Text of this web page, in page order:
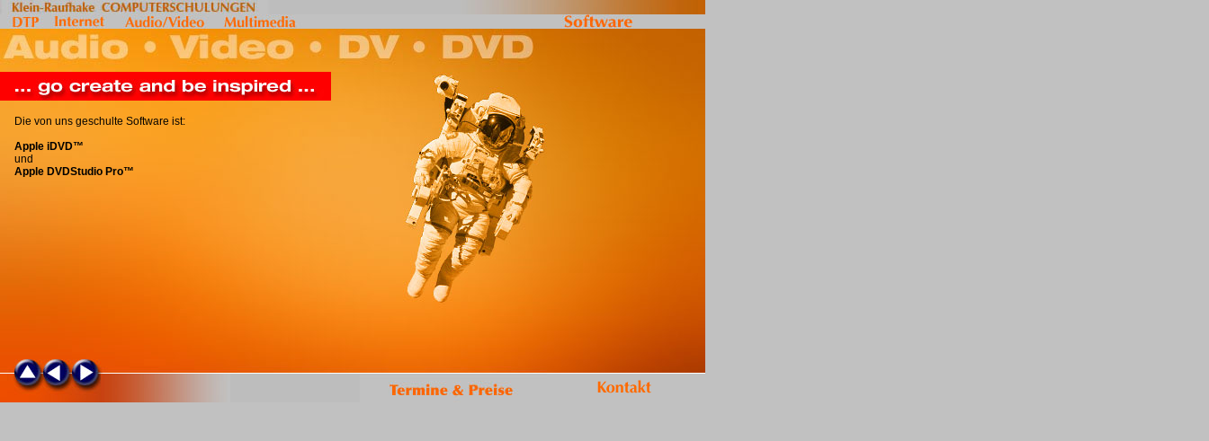
Die von uns geschulte Software ist:
Apple iDVD™
und
Apple DVDStudio Pro™